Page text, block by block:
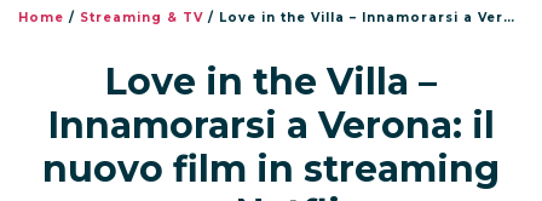
Home / Streaming & TV / Love in the Villa – Innamorarsi a Verona: il nuovo film in streaming su Netflix
Love in the Villa –
Innamorarsi a Verona: il
nuovo film in streaming